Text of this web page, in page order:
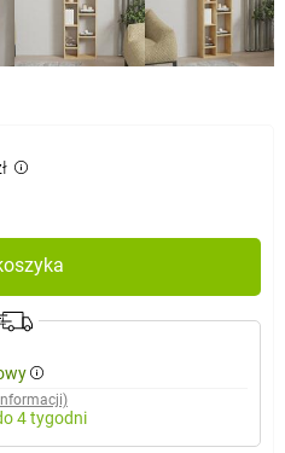
4 tygodni